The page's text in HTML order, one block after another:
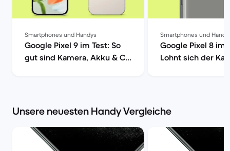
Smartphones und Handys
Google Pixel 9 im Test: So
gut sind Kamera, Akku & Co
Smartphones und
Google Pixel 8 im
Lohnt sich der
Unsere neuesten Handy Vergleiche